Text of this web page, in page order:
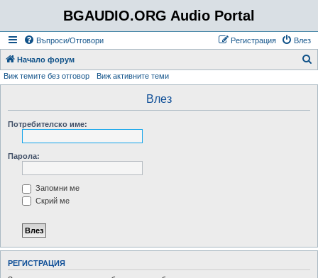
BGAUDIO.ORG Audio Portal
Въпроси/Отговори Влез
Регистрация
Начало форум
Виж темите без отговор Виж активните теми
Влез
Потребителско име:
Парола:
Запомни ме
Скрий ме
РЕГИСТРАЦИЯ